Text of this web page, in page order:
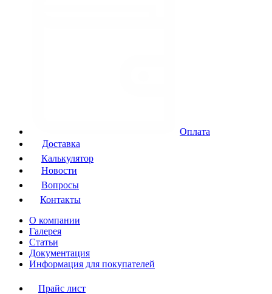
Оплата
Доставка
Калькулятор
Новости
Вопросы
Контакты
О компании
Галерея
Статьи
Документация
Информация для покупателей
Прайс лист